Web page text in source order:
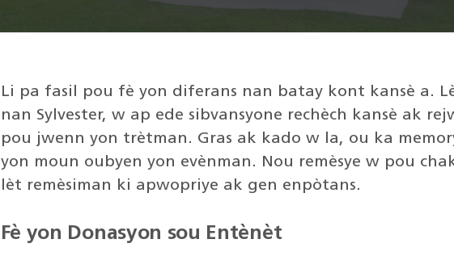
Li pa fasil pou fè yon diferans nan batay kont kansè a.
nan Sylvester, w ap ede sibvansyone rechèch kansè ak
pou jwenn yon trètman. Gras ak kado w la, ou ka
yon moun oubyen yon evènman. Nou remèsye w pou
lèt remèsiman ki apwopriye ak gen enpòtans.
Fè yon Donasyon sou Entènèt